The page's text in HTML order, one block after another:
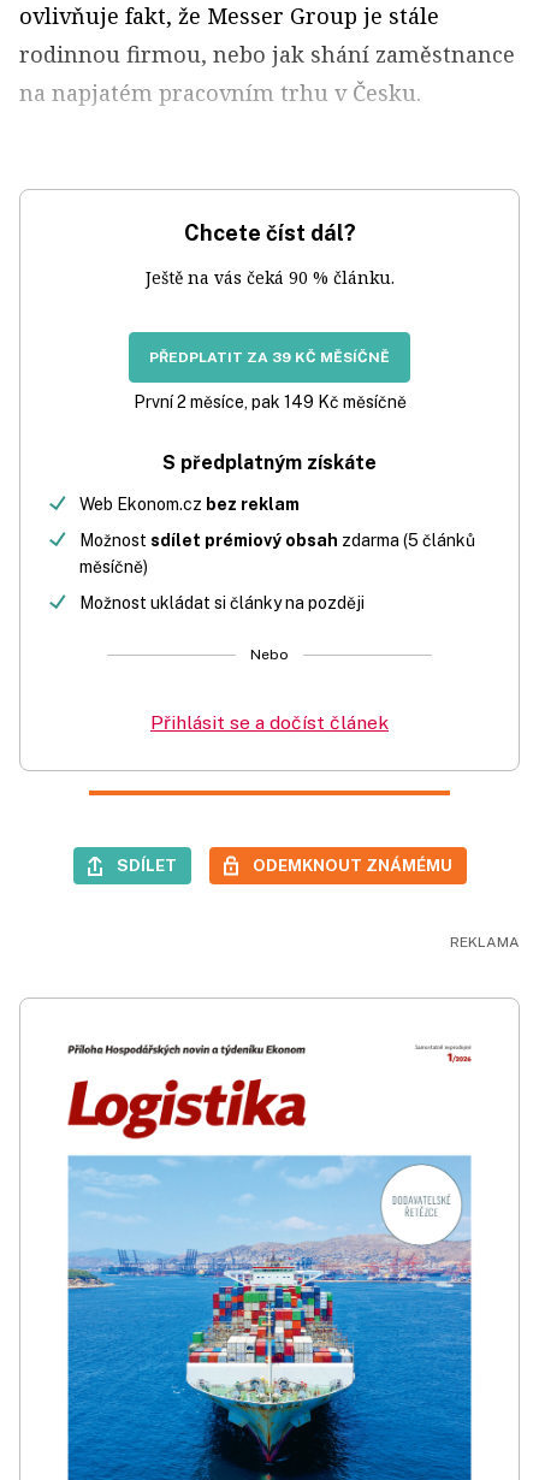
ovlivňuje fakt, že Messer Group je stále
rodinnou firmou, nebo jak shání zaměstnance
na napjatém pracovním trhu v Česku.
Chcete číst dál?
Ještě na vás čeká 90 % článku.
PŘEDPLATIT ZA 39 KČ MĚSÍČNĚ
První 2 měsíce, pak 149 Kč měsíčně
S předplatným získáte
Web Ekonom.cz bez reklam
Možnost sdílet prémiový obsah zdarma (5 článků
měsíčně)
Možnost ukládat si články na později
Nebo
Přihlásit se a dočíst článek
SDÍLET ODEMKNOUT ZNÁMÉMU